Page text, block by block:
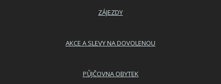
ZÁJEZDY
AKCE A SLEVY NA DOVOLENOU
PŮJČOVNA OBYTEK